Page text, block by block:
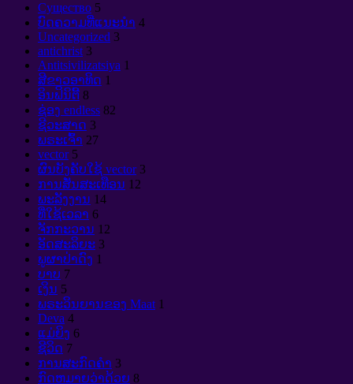
Cущество 5
ບົດຄວາມທີ່ແນະນໍາ 4
Uncategorized 3
antichrist 3
Antitsivilizatsiya 1
ສີຂາວອາທິດ 1
ອິນຟິນິຕີ້ 8
ຊ່ອງ endless 82
ຊີວະສາດ 3
ພຣະເຈົ້າ 27
vector 5
ຜົນບັງຄັບໃຊ້ vector 3
ການສັ່ນສະເທືອນ 12
ພະລັງງານ 14
ທີ່ໃຊ້ເວລາ 6
ຈັກກະວານ 12
ອັດສະລິຍະ 3
ພູຜາປ່າດົງ 1
ບາບ 7
ເງິນ 5
ພຣະວິນຍານຂອງ Maat 1
Deva 4
ແມ່ຍິງ 6
ຊີວິດ 7
ການສະກົດຄໍາ 3
ກົດຫມາຍວ່າດ້ວຍ 8